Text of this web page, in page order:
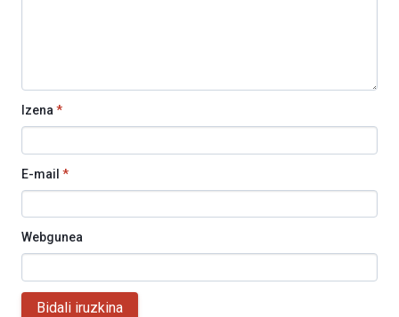
Izena*
E-mail *
Webgunea
Bidali iruzkina